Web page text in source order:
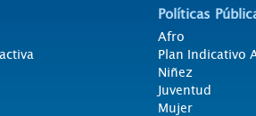
Políticas
Afro
Plan Indicativo
Niñez
Juventud
Mujer